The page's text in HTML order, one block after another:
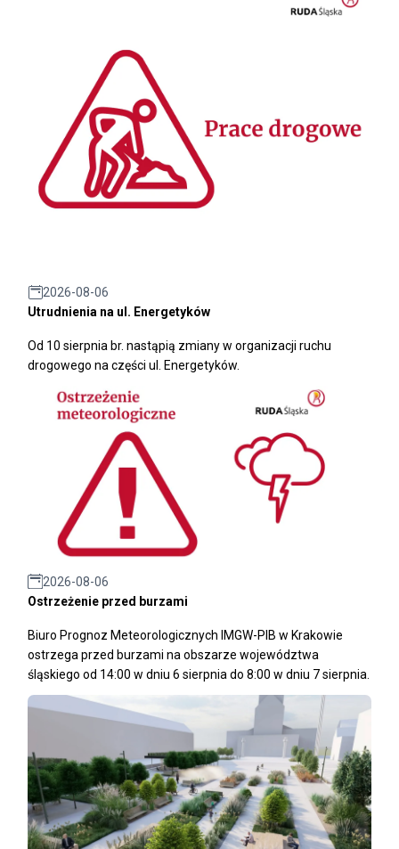
2026-08-06
Utrudnienia na ul. Energetyków
Od 10 sierpnia br. nastąpią zmiany w organizacji ruchu
drogowego na części ul. Energetyków.
2026-08-06
Ostrzeżenie przed burzami
Biuro Prognoz Meteorologicznych IMGW-PIB w Krakowie
ostrzega przed burzami na obszarze województwa
śląskiego od 14:00 w dniu 6 sierpnia do 8:00 w dniu 7 sierpnia.